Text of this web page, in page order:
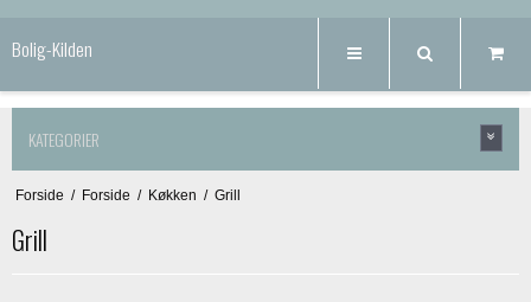
Bolig-Kilden
KATEGORIER
Forside / Forside / Køkken / Grill
Grill